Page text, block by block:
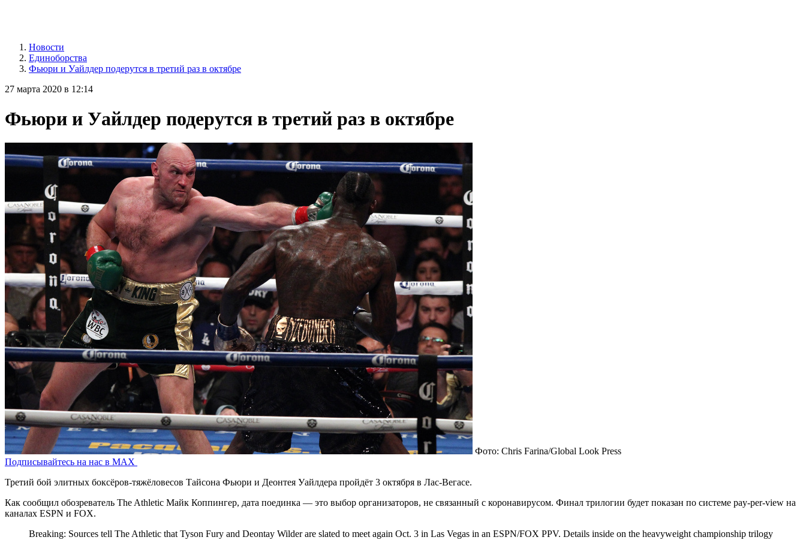
Новости
Единоборства
Фьюри и Уайлдер подерутся в третий раз в октябре
27 марта 2020 в 12:14
Фьюри и Уайлдер подерутся в третий раз в октябре
Фото: Chris Farina/Global Look Press
Подписывайтесь на нас в MAX
Третий бой элитных боксёров-тяжёловесов Тайсона Фьюри и Деонтея Уайлдера пройдёт 3 октября в Лас-Вегасе.
Как сообщил обозреватель The Athletic Майк Коппингер, дата поединка — это выбор организаторов, не связанный с коронавирусом. Финал трилогии будет показан по системе pay-per-view на
каналах ESPN и FOX.
Breaking: Sources tell The Athletic that Tyson Fury and Deontay Wilder are slated to meet again Oct. 3 in Las Vegas in an ESPN/FOX PPV. Details inside on the heavyweight championship trilogy